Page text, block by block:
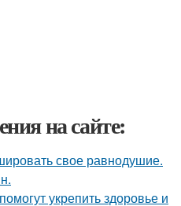
на сайте:
свое равнодушие.
укрепить здоровье и